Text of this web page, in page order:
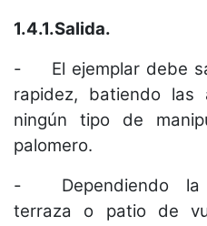
1.4.1.Salida.
-
El ejemplar debe
rapidez, batiendo
ningún tipo de
palomero.
-
Dependiendo
terraza o patio de